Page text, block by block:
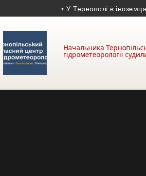
• У Тернополі в іноземця
Начальника
гідрометеорології